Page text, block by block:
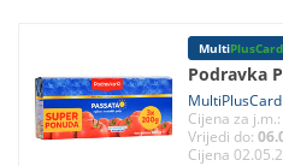
MultiPlusCard
Podravka
Cijena za j.m.:
Vrijedi do:
Cijena